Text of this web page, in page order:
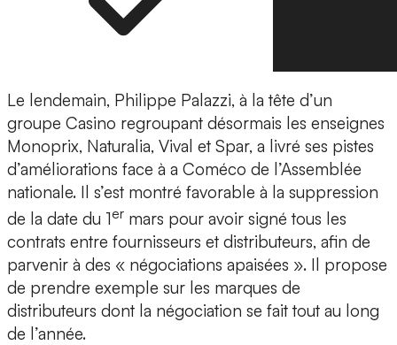
Le lendemain, Philippe Palazzi, à la tête d’un
groupe Casino regroupant désormais les enseignes
Monoprix, Naturalia, Vival et Spar, a livré ses pistes
d’améliorations face à a Coméco de l’Assemblée
nationale. Il s’est montré favorable à la suppression
de la date du 1er mars pour avoir signé tous les
contrats entre fournisseurs et distributeurs, afin de
parvenir à des « négociations apaisées ». Il propose
de prendre exemple sur les marques de
distributeurs dont la négociation se fait tout au long
de l’année.